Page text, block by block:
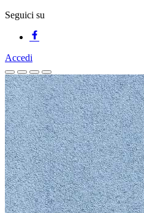
Seguici su
Accedi
Homepage